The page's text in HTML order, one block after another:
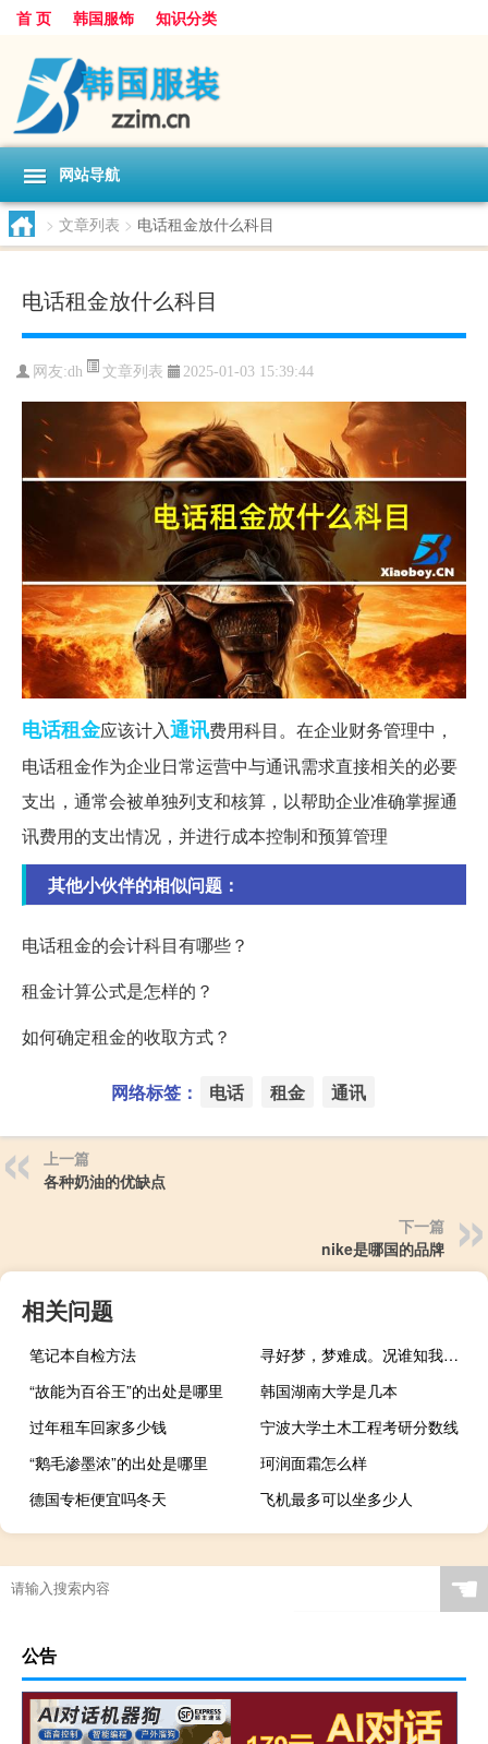
首 页 韩国服饰 知识分类
网站导航
> 文章列表 > 电话租金放什么科目
电话租金放什么科目
网友:dh 文章列表 2025-01-03 15:39:44
电话租金应该计入通讯费用科目。在企业财务管理中，
电话租金作为企业日常运营中与通讯需求直接相关的必要
支出，通常会被单独列支和核算，以帮助企业准确掌握通
讯费用的支出情况，并进行成本控制和预算管理
其他小伙伴的相似问题：
电话租金的会计科目有哪些？
租金计算公式是怎样的？
如何确定租金的收取方式？
网络标签： 电话 租金 通讯
上一篇
各种奶油的优缺点
下一篇
nike是哪国的品牌
相关问题
笔记本自检方法
寻好梦，梦难成。况谁知我此时情。枕前泪共帘前雨，隔箇窗儿滴到明
“故能为百谷王”的出处是哪里
韩国湖南大学是几本
过年租车回家多少钱
宁波大学土木工程考研分数线
“鹅毛渗墨浓”的出处是哪里
珂润面霜怎么样
德国专柜便宜吗冬天
飞机最多可以坐多少人
☚
公告